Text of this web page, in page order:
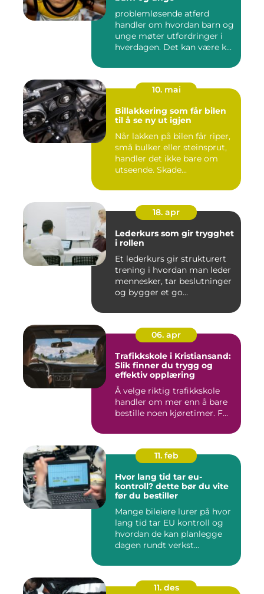
problemløsende atferd
handler om hvordan barn og
unge møter utfordringer i
hverdagen. Det kan være k...
10. mai
Billakkering som får bilen
til å se ny ut igjen
Når lakken på bilen får riper,
små bulker eller steinsprut,
handler det ikke bare om
utseende. Skade...
18. apr
Lederkurs som gir trygghet
i rollen
Et lederkurs gir strukturert
trening i hvordan man leder
mennesker, tar beslutninger
og bygger et go...
06. apr
Trafikkskole i Kristiansand:
Slik finner du trygg og
effektiv opplæring
Å velge riktig trafikkskole
handler om mer enn å bare
bestille noen kjøretimer. F...
11. feb
Hvor lang tid tar eu-
kontroll? dette bør du vite
før du bestiller
Mange bileiere lurer på hvor
lang tid tar EU kontroll og
hvordan de kan planlegge
dagen rundt verkst...
11. des